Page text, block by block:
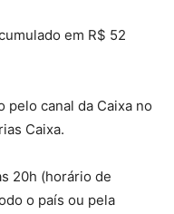
em R$ 52
pelo canal da Caixa no
Caixa.
20h (horário de
o país ou pela